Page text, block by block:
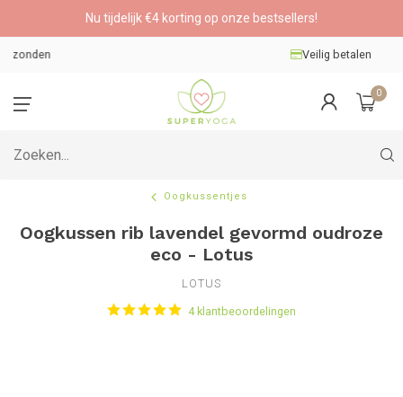
Nu tijdelijk €4 korting op onze bestsellers!
0
Oogkussentjes
Oogkussen rib lavendel gevormd oudroze
eco - Lotus
LOTUS
4 klantbeoordelingen